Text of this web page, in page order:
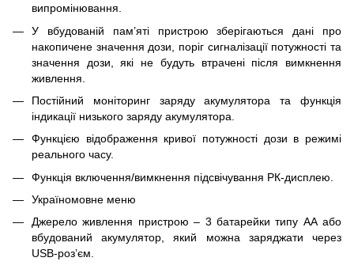
випромінювання.
У вбудованій пам’яті пристрою зберігаються дані про
накопичене значення дози, поріг сигналізації потужності та
значення дози, які не будуть втрачені після вимкнення
живлення.
Постійний моніторинг заряду акумулятора та функція
індикації низького заряду акумулятора.
Функцією відображення кривої потужності дози в режимі
реального часу.
Функція включення/вимкнення підсвічування РК-дисплею.
Україномовне меню
Джерело живлення пристрою – 3 батарейки типу АА або
вбудований акумулятор, який можна заряджати через
USB-роз’єм.